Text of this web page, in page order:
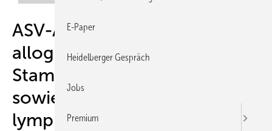
ASV-Angebot bald auch bei
allogener
Stammzelltransplantation
sowie bei Tumoren des
lymphatischen,
E-Paper
Heidelberger Gespräch
Jobs
Premium